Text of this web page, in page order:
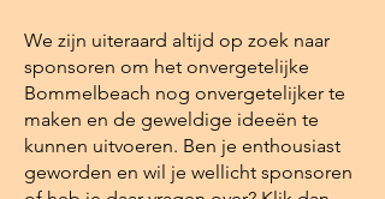
We zijn uiteraard altijd op zoek naar
sponsoren om het onvergetelijke
Bommelbeach nog onvergetelijker te
maken en de geweldige ideeën te
kunnen uitvoeren. Ben je enthousiast
geworden en wil je wellicht sponsoren